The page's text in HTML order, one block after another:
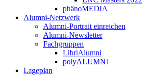
phänoMEDIA
Alumni-Netzwerk
Alumni-Portrait einreichen
Alumni-Newsletter
Fachgruppen
LibriAlumni
polyALUMNI
Lageplan